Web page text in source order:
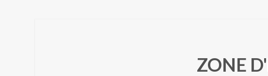
ZONE